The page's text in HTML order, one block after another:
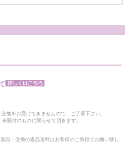
換をお受けできませんので、ご了承下さい。
開封のものに限らせて頂きます。
品・交換の返品送料はお客様のご負担でお願い致し